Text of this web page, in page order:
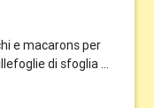
e macarons per
di sfoglia ...